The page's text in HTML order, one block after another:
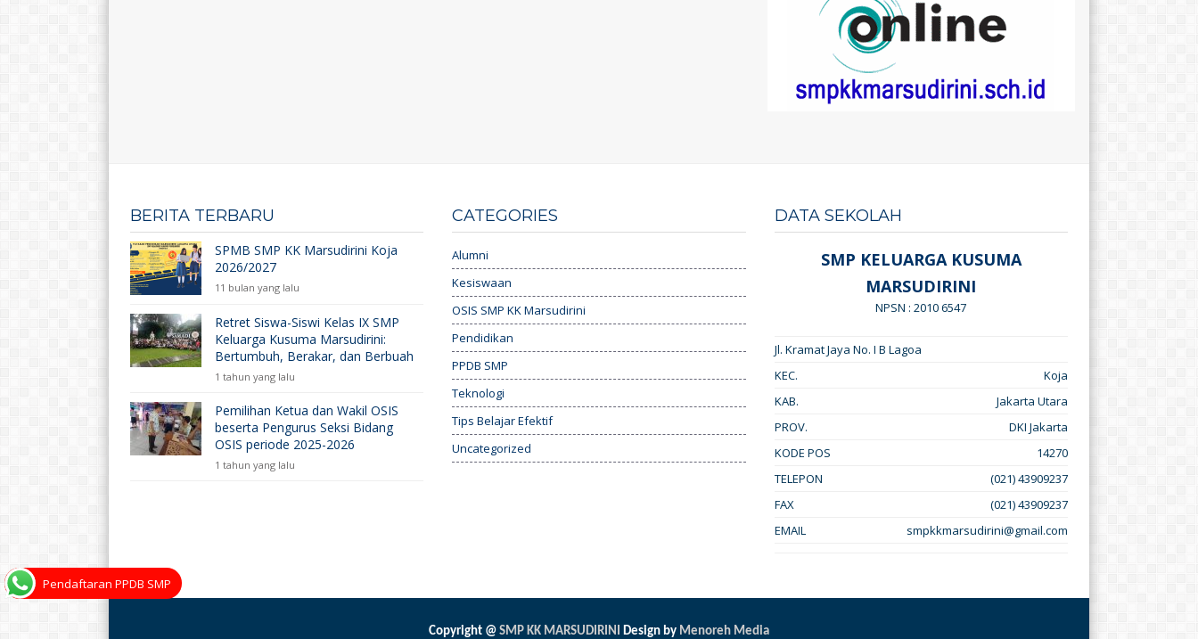
BERITA TERBARU
SPMB SMP KK Marsudirini Koja
2026/2027
11 bulan yang lalu
Retret Siswa-Siswi Kelas IX SMP
Keluarga Kusuma Marsudirini:
Bertumbuh, Berakar, dan Berbuah
1 tahun yang lalu
Pemilihan Ketua dan Wakil OSIS
beserta Pengurus Seksi Bidang
OSIS periode 2025-2026
1 tahun yang lalu
CATEGORIES
Alumni
Kesiswaan
OSIS SMP KK Marsudirini
Pendidikan
PPDB SMP
Teknologi
Tips Belajar Efektif
Uncategorized
DATA SEKOLAH
SMP KELUARGA KUSUMA
MARSUDIRINI
NPSN : 2010 6547
Jl. Kramat Jaya No. I B Lagoa
KEC.
Koja
KAB.
Jakarta Utara
PROV.
DKI Jakarta
KODE POS
14270
TELEPON
(021) 43909237
FAX
(021) 43909237
EMAIL
smpkkmarsudirini@gmail.com
Copyright @ SMP KK MARSUDIRINI Design by Menoreh Media
Pendaftaran PPDB SMP